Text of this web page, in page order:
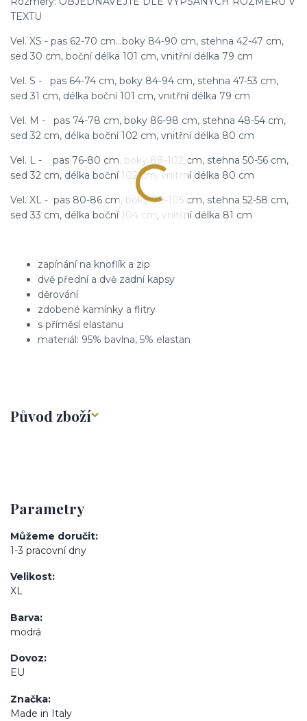
TEXTU
Vel. XS - pas 62-70 cm...boky 84-90 cm, stehna 42-47 cm,
sed 30 cm, boční délka 101 cm, vnitřní délka 79 cm
Vel. S - pas 64-74 cm, boky 84-94 cm, stehna 47-53 cm,
sed 31 cm, délka boční 101 cm, vnitřní délka 79 cm
Vel. M - pas 74-78 cm, boky 86-98 cm, stehna 48-54 cm,
sed 32 cm, délka boční 102 cm, vnitřní délka 80 cm
Vel. L - pas 76-80 cm, boky 88-102 cm, stehna 50-56 cm,
sed 32 cm, délka boční 102 cm, vnitřní délka 80 cm
Vel. XL - pas 80-86 cm, boky 90-105 cm, stehna 52-58 cm,
sed 33 cm, délka boční 104 cm, vnitřní délka 81 cm
zapínání na knoflík a zip
dvě přední a dvě zadní kapsy
děrování
zdobené kamínky a flitry
s příměsí elastanu
materiál: 95% bavlna, 5% elastan
Původ zboží
Parametry
Můžeme doručit
1-3 pracovní dny
Velikost
XL
Barva
modrá
Dovoz
EU
Značka
Made in Italy